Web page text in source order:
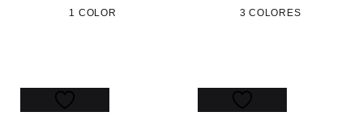
1 COLOR
3 COLORES